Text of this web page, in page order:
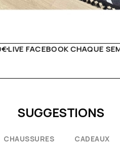
COLLECTIONS
SUGGESTIONS
CHAUSSURES CADEAUX